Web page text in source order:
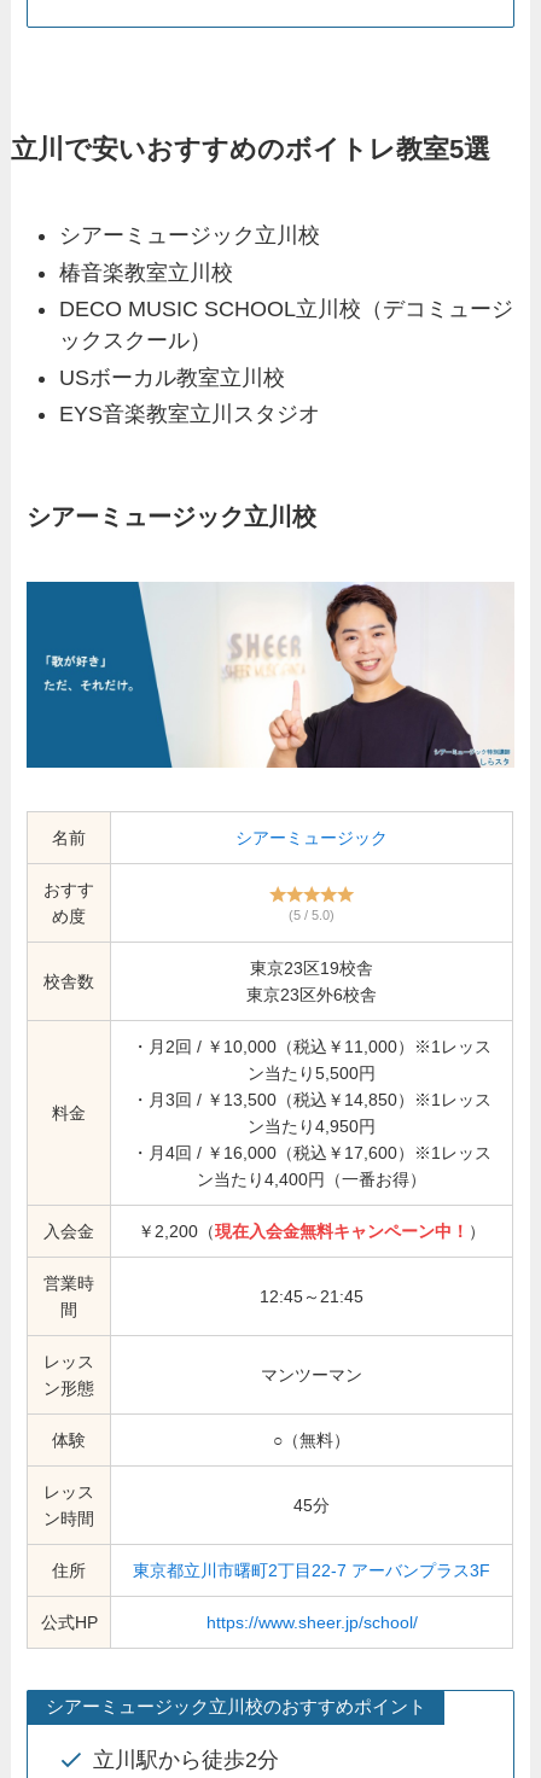
立川で安いおすすめのボイトレ教室5選
シアーミュージック立川校
椿音楽教室立川校
DECO MUSIC SCHOOL立川校（デコミュージ
ックスクール）
USボーカル教室立川校
EYS音楽教室立川スタジオ
シアーミュージック立川校
名前 シアーミュージック
おすす
め度
(5 / 5.0)
校舎数
東京23区19校舎
東京23区外6校舎
料金
・月2回 / ￥10,000（税込￥11,000）※1レッス
ン当たり5,500円
・月3回 / ￥13,500（税込￥14,850）※1レッス
ン当たり4,950円
・月4回 / ￥16,000（税込￥17,600）※1レッス
ン当たり4,400円（一番お得）
入会金 ￥2,200（現在入会金無料キャンペーン中！ ）
営業時
間
12:45～21:45
レッス
ン形態
マンツーマン
体験 ○（無料）
レッス
ン時間
45分
住所 東京都立川市曙町2丁目22-7 アーバンプラス3F
公式HP https://www.sheer.jp/school/
シアーミュージック立川校のおすすめポイント
立川駅から徒歩2分